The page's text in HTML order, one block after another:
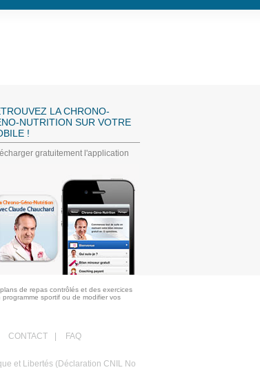
LA CHRONO-
NUTRITION SUR VOTRE
!
gratuitement l'application
de repas contrôlés et des exercices
sportif ou de modifier vos
CONTACT |
FAQ
et Libertés (Déclaration CNIL No